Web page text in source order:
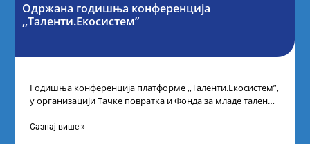
Одржана годишња конференција
,,Таленти.Екосистем”
Годишња конференција платформе ,,Таленти.Екосистем”,
у организацији Тачке повратка и Фонда за младе таленте
Сазнај више »